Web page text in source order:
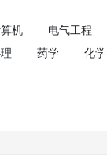
机 电气工程
药学 化学